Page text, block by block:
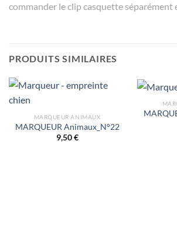
commander le clip casquette séparément
PRODUITS SIMILAIRES
MARQUEUR ANIMAUX
MARQUEUR Animaux_N°22
9,50€